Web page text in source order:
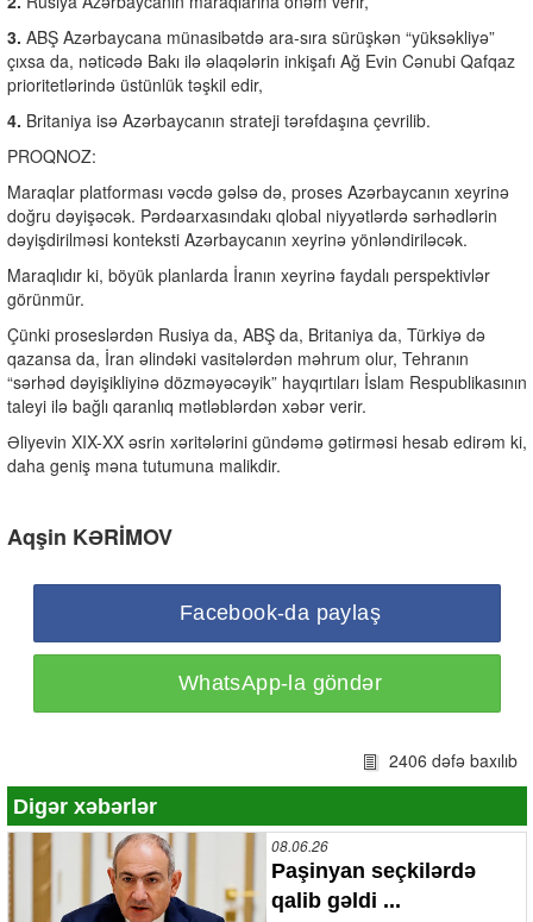
3. ABŞ Azərbaycana münasibətdə ara-sıra sürüşkən “yüksəkliyə”
çıxsa da, nəticədə Bakı ilə əlaqələrin inkişafı Ağ Evin Cənubi Qafqaz
prioritetlərində üstünlük təşkil edir,
4. Britaniya isə Azərbaycanın strateji tərəfdaşına çevrilib.
PROQNOZ:
Maraqlar platforması vəcdə gəlsə də, proses Azərbaycanın xeyrinə
doğru dəyişəcək. Pərdəarxasındakı qlobal niyyətlərdə sərhədlərin
dəyişdirilməsi konteksti Azərbaycanın xeyrinə yönləndiriləcək.
Maraqlıdır ki, böyük planlarda İranın xeyrinə faydalı perspektivlər
görünmür.
Çünki proseslərdən Rusiya da, ABŞ da, Britaniya da, Türkiyə də
qazansa da, İran əlindəki vasitələrdən məhrum olur, Tehranın
“sərhəd dəyişikliyinə dözməyəcəyik” hayqırtıları İslam Respublikasının
taleyi ilə bağlı qaranlıq mətləblərdən xəbər verir.
Əliyevin XIX-XX əsrin xəritələrini gündəmə gətirməsi hesab edirəm ki,
daha geniş məna tutumuna malikdir.
Aqşin KƏRİMOV
Facebook-da paylaş
WhatsApp-la göndər
2406 dəfə baxılıb
Digər xəbərlər
08.06.26
Paşinyan seçkilərdə
qalib gəldi ...